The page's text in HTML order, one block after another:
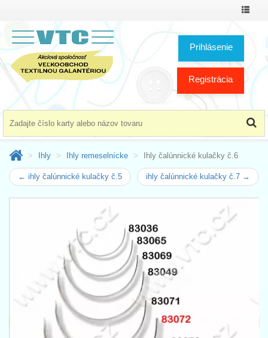
Prepnúť
Prihlásenie
Registrácia
Ihly Ihly remeselnícke Ihly čalúnnické kulačky č.6
← ihly čalúnnické kulačky č.5 ihly čalúnnické kulačky č.7 →